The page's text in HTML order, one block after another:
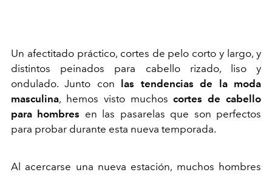
Un afectitado práctico, cortes de pelo corto y largo, y
distintos peinados para cabello rizado, liso y
ondulado. Junto con
las tendencias de la moda
masculina, hemos visto muchoscortes de cabello
para hombres en las pasarelas que son perfectos
para probar durante esta nueva temporada.
Al acercarse una nueva estación, muchos hombres